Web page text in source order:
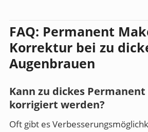
FAQ: Permanent
Korrektur bei zu
Augenbrauen
Kann zu dickes
korrigiert werden?
Oft gibt es